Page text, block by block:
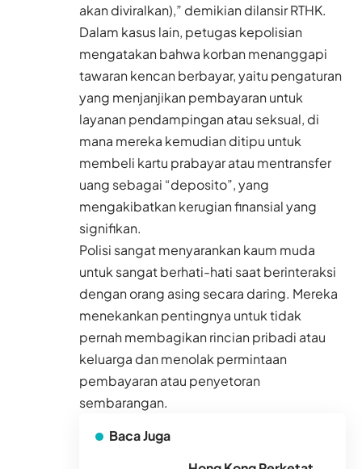
akan diviralkan),” demikian dilansir RTHK.
Dalam kasus lain, petugas kepolisian
mengatakan bahwa korban menanggapi
tawaran kencan berbayar, yaitu pengaturan
yang menjanjikan pembayaran untuk
layanan pendampingan atau seksual, di
mana mereka kemudian ditipu untuk
membeli kartu prabayar atau mentransfer
uang sebagai “deposito”, yang
mengakibatkan kerugian finansial yang
signifikan.
Polisi sangat menyarankan kaum muda
untuk sangat berhati-hati saat berinteraksi
dengan orang asing secara daring. Mereka
menekankan pentingnya untuk tidak
pernah membagikan rincian pribadi atau
keluarga dan menolak permintaan
pembayaran atau penyetoran
sembarangan.
Baca Juga